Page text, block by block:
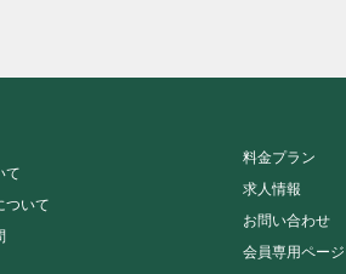
て
ついて
料金プラン
求人情報
お問い合わせ
会員専用ページ